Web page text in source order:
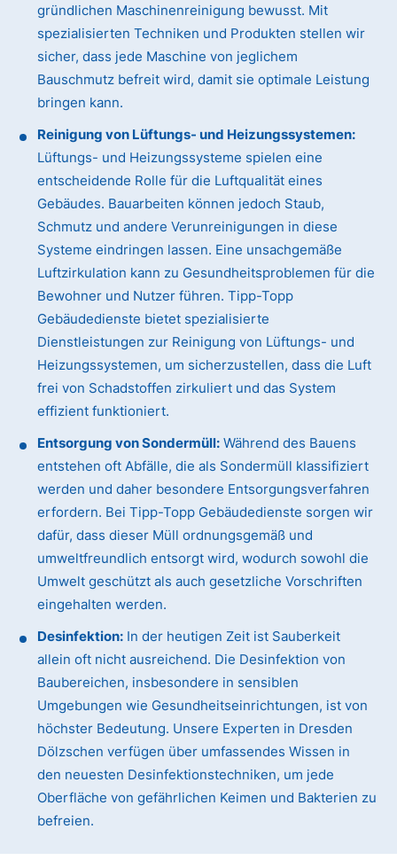
gründlichen Maschinenreinigung bewusst. Mit
spezialisierten Techniken und Produkten stellen wir
sicher, dass jede Maschine von jeglichem
Bauschmutz befreit wird, damit sie optimale Leistung
bringen kann.
Reinigung von Lüftungs- und Heizungssystemen:
Lüftungs- und Heizungssysteme spielen eine
entscheidende Rolle für die Luftqualität eines
Gebäudes. Bauarbeiten können jedoch Staub,
Schmutz und andere Verunreinigungen in diese
Systeme eindringen lassen. Eine unsachgemäße
Luftzirkulation kann zu Gesundheitsproblemen für die
Bewohner und Nutzer führen. Tipp-Topp
Gebäudedienste bietet spezialisierte
Dienstleistungen zur Reinigung von Lüftungs- und
Heizungssystemen, um sicherzustellen, dass die Luft
frei von Schadstoffen zirkuliert und das System
effizient funktioniert.
Entsorgung von Sondermüll: Während des Bauens
entstehen oft Abfälle, die als Sondermüll klassifiziert
werden und daher besondere Entsorgungsverfahren
erfordern. Bei Tipp-Topp Gebäudedienste sorgen wir
dafür, dass dieser Müll ordnungsgemäß und
umweltfreundlich entsorgt wird, wodurch sowohl die
Umwelt geschützt als auch gesetzliche Vorschriften
eingehalten werden.
Desinfektion: In der heutigen Zeit ist Sauberkeit
allein oft nicht ausreichend. Die Desinfektion von
Baubereichen, insbesondere in sensiblen
Umgebungen wie Gesundheitseinrichtungen, ist von
höchster Bedeutung. Unsere Experten in Dresden
Dölzschen verfügen über umfassendes Wissen in
den neuesten Desinfektionstechniken, um jede
Oberfläche von gefährlichen Keimen und Bakterien zu
befreien.